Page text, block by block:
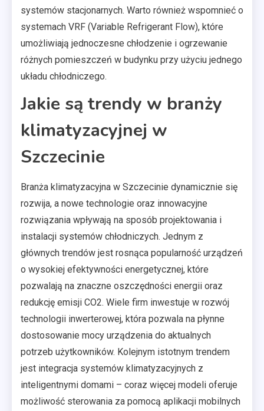
systemów stacjonarnych. Warto również wspomnieć o
systemach VRF (Variable Refrigerant Flow), które
umożliwiają jednoczesne chłodzenie i ogrzewanie
różnych pomieszczeń w budynku przy użyciu jednego
układu chłodniczego.
Jakie są trendy w branży
klimatyzacyjnej w
Szczecinie
Branża klimatyzacyjna w Szczecinie dynamicznie się
rozwija, a nowe technologie oraz innowacyjne
rozwiązania wpływają na sposób projektowania i
instalacji systemów chłodniczych. Jednym z
głównych trendów jest rosnąca popularność urządzeń
o wysokiej efektywności energetycznej, które
pozwalają na znaczne oszczędności energii oraz
redukcję emisji CO2. Wiele firm inwestuje w rozwój
technologii inwerterowej, która pozwala na płynne
dostosowanie mocy urządzenia do aktualnych
potrzeb użytkowników. Kolejnym istotnym trendem
jest integracja systemów klimatyzacyjnych z
inteligentnymi domami – coraz więcej modeli oferuje
możliwość sterowania za pomocą aplikacji mobilnych